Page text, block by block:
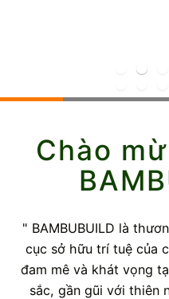
Chào
" BAMBUBUILD là
cục sở hữu trí tuệ của
đam mê và khát vọng
sắc, gần gũi với thiên